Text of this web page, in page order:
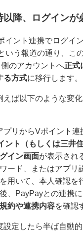
降、ログインが
イント連携でログイ
いう報道の通り、こ
のアカウントへ正式
る方式に移行します。
えば以下のような変
プリからVポイント連
ント（もしくは三井
イン画面が表示され
ード、またはアプリ
用いて、本人確認を
、PayPayとの連携
約や連携内容を確認
設定したら半ば自動